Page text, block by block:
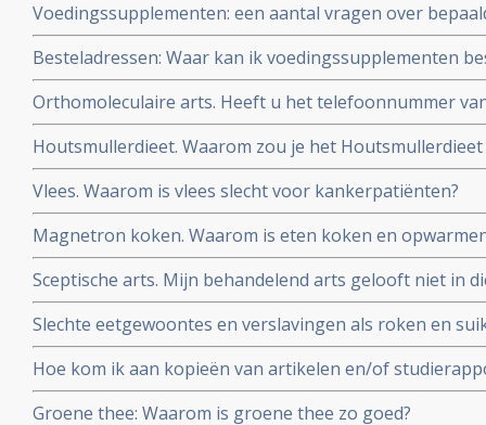
Voedingssupplementen: een aantal vragen over
elkaar gezet
Besteladressen: Waar kan ik voedingssupplementen
betrouwbare adressen, waar u ook korting kunt
kanker-actueel
Orthomoleculaire arts. Heeft u het telefoonnummer
orthomoleculaire arts?
Houtsmullerdieet. Waarom zou je het
van kanker?
Vlees. Waarom is vlees slecht voor kankerpatiënten?
Magnetron koken. Waarom is eten koken en
Sceptische arts. Mijn behandelend arts gelooft niet in
overtuig ik hem?
Slechte eetgewoontes en verslavingen als roken en
zo moeilijk en hou zo van zoet!
Hoe kom ik aan kopieën van artikelen en/of
worden vermeld?
Groene thee: Waarom is groene thee zo goed?